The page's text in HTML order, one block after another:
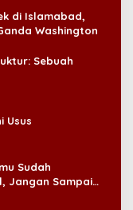
di Islamabad,
Washington
Sebuah
Usus
Sudah
Jangan Sampai